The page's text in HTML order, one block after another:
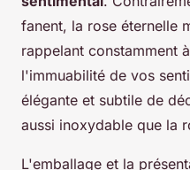
fanent, la rose éternelle
rappelant constamment
l'immuabilité de vos
élégante et subtile de
aussi inoxydable que la
L'emballage et la